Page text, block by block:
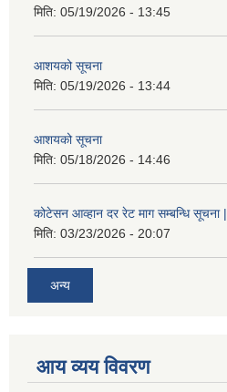
मिति: 05/19/2026 - 13:45
आशयको सूचना
मिति: 05/19/2026 - 13:44
आशयको सूचना
मिति: 05/18/2026 - 14:46
कोटेसन आव्हान दर रेट माग सम्बन्धि सूचना |
मिति: 03/23/2026 - 20:07
अन्य
आय व्यय विवरण